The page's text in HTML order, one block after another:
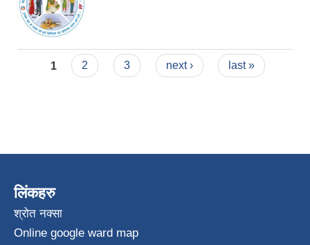
Pages
1 2 3 next › last »
लिंकहरु
श्रोत नक्सा
Online google ward map